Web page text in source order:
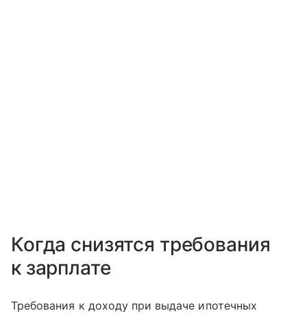
Когда снизятся требования
к зарплате
Требования к доходу при выдаче ипотечных